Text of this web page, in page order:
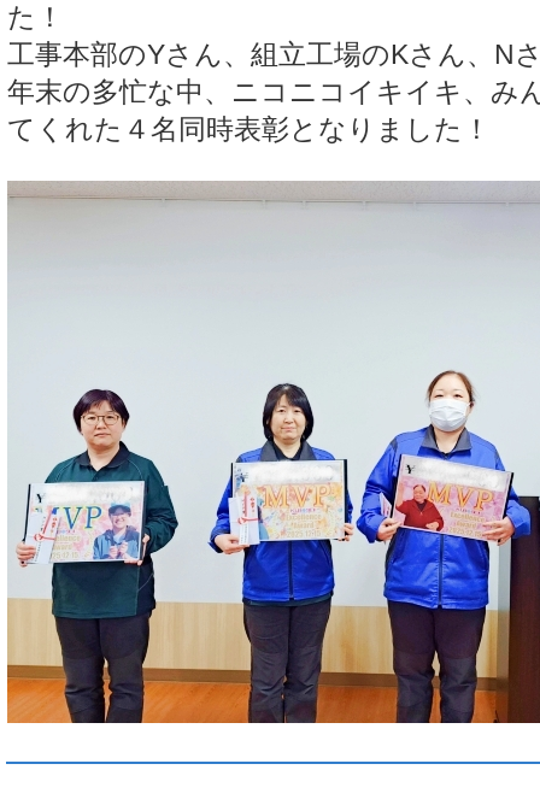
た！
工事本部のYさん、組立工場のKさん、N
年末の多忙な中、ニコニコイキイキ、み
てくれた４名同時表彰となりました！